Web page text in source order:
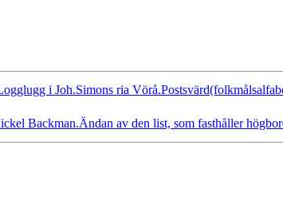
i Joh.Simons ria
Backman.Ändan av den list, som fasthåller